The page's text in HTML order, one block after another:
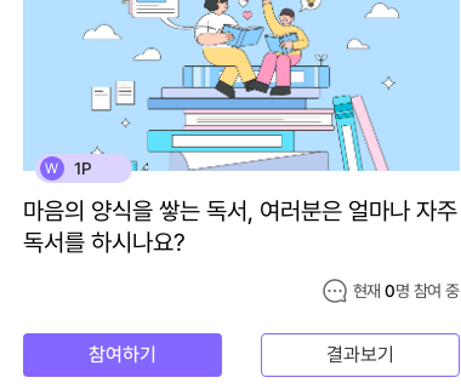
W 1P
마음의 양식을 쌓는 독서, 여러분은 얼마나 자주
독서를 하시나요?
현재0명 참여 중
참여하기 결과보기